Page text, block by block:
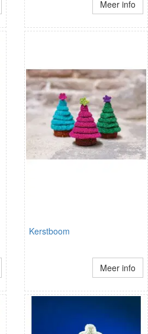
Meer info
Kerstboom
Meer info